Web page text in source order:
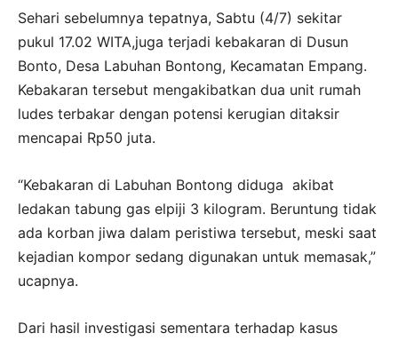
Sehari sebelumnya tepatnya, Sabtu (4/7) sekitar
pukul 17.02 WITA,juga terjadi kebakaran di Dusun
Bonto, Desa Labuhan Bontong, Kecamatan Empang.
Kebakaran tersebut mengakibatkan dua unit rumah
ludes terbakar dengan potensi kerugian ditaksir
mencapai Rp50 juta.
“Kebakaran di Labuhan Bontong diduga akibat
ledakan tabung gas elpiji 3 kilogram. Beruntung tidak
ada korban jiwa dalam peristiwa tersebut, meski saat
kejadian kompor sedang digunakan untuk memasak,”
ucapnya.
Dari hasil investigasi sementara terhadap kasus